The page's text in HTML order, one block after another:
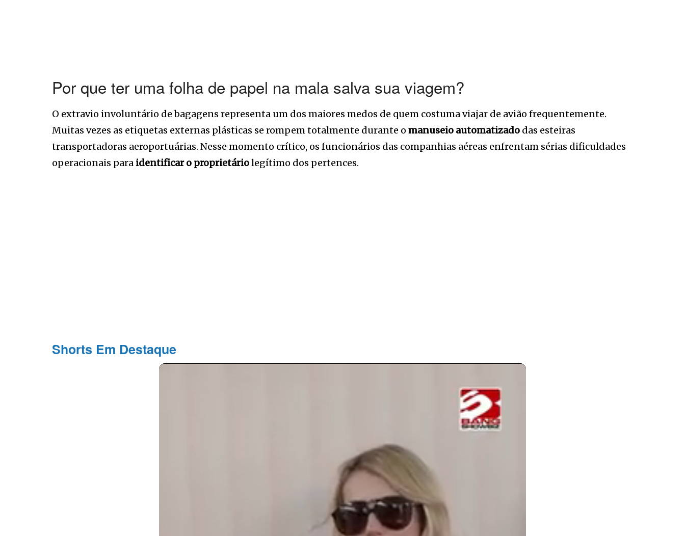
Por que ter uma folha de papel na mala salva sua viagem?
O extravio involuntário de bagagens representa um dos maiores medos de quem costuma viajar de avião frequentemente.
Muitas vezes as etiquetas externas plásticas se rompem totalmente durante o manuseio automatizado das esteiras
transportadoras aeroportuárias. Nesse momento crítico, os funcionários das companhias aéreas enfrentam sérias dificuldades
operacionais paraidentificar o proprietáriolegítimo dos pertences.
Shorts Em Destaque